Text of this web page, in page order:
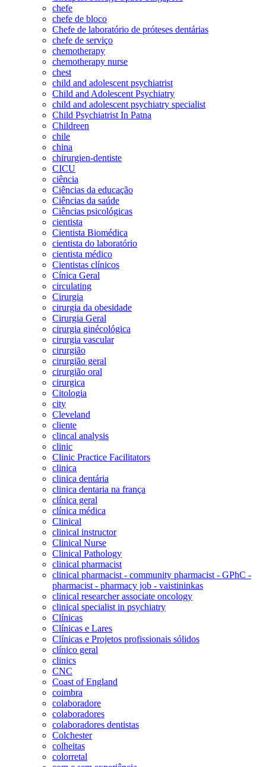
chefe
chefe de bloco
Chefe de laboratório de próteses dentárias
chefe de serviço
chemotherapy
chemotherapy nurse
chest
child and adolescent psychiatrist
Child and Adolescent Psychiatry
child and adolescent psychiatry specialist
Child Psychiatrist In Patna
Childreen
chile
china
chirurgien-dentiste
CICU
ciência
Ciências da educação
Ciências da saúde
Ciências psicológicas
cientista
Cientista Biomédica
cientista do laboratório
cientista médico
Cientistas clínicos
Cínica Geral
circulating
Cirurgia
cirurgia da obesidade
Cirurgia Geral
cirurgia ginécológica
cirurgia vascular
cirurgião
cirurgião geral
cirurgião oral
cirurgica
Citologia
city
Cleveland
cliente
clincal analysis
clinic
Clinic Practice Facilitators
clinica
clinica dentária
clinica dentaria na frança
clínica geral
clínica médica
Clinical
clinical instructor
Clinical Nurse
Clinical Pathology
clinical pharmacist
clinical pharmacist - community pharmacist - GPhC -
pharmacist - pharmacy job - vaistininkas
clinical researcher associate oncology
clinical specialist in psychiatry
Clínicas
Clínicas e Lares
Clínicas e Projetos profissionais sólidos
clínico geral
clinics
CNC
Coast of England
coimbra
colaboradore
colaboradores
colaboradores dentistas
Colchester
colheitas
colorretal